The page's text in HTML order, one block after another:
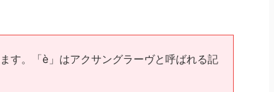
す。「è」はアクサングラーヴと呼ばれる記